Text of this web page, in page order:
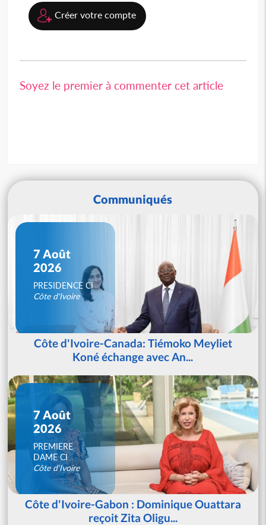
Créer votre compte
Soyez le premier à commenter cet article
Communiqués
7 Août
2026
PRESIDENCE CI
Côte d'Ivoire
Côte d'Ivoire-Canada: Tiémoko Meyliet
Koné échange avec An...
7 Août
2026
PREMIERE
DAME CI
Côte d'Ivoire
Côte d'Ivoire-Gabon : Dominique Ouattara
reçoit Zita Oligu...